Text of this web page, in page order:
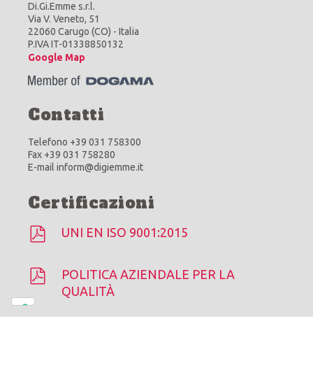
Di.Gi.Emme s.r.l.
Via V. Veneto, 51
22060 Carugo (CO) - Italia
P.IVA IT-01338850132
Google Map
Contatti
Telefono +39 031 758300
Fax +39 031 758280
E-mail inform@digiemme.it
Certificazioni
UNI EN ISO 9001:2015
POLITICA AZIENDALE PER LA
QUALITÀ